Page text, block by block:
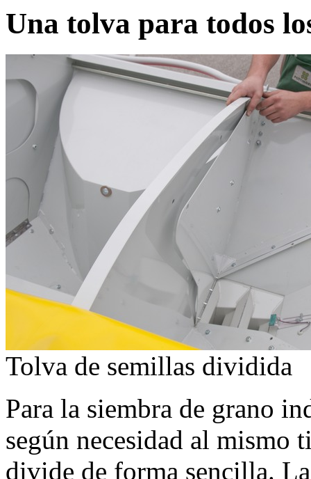
Una tolva para todos
Tolva de semillas dividida
Para la siembra de grano
según necesidad al mismo
divide de forma sencilla.